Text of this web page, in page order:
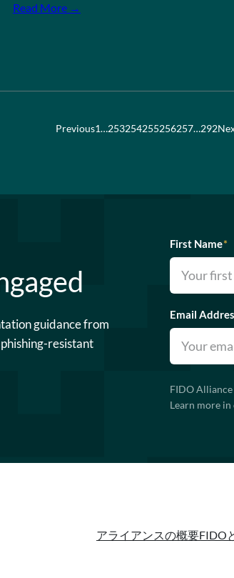
Read More →
Previous1…253254255256257…292
guidance from
resistant
First Name*
Email
FIDO
Learn more in
アライアンスの概要FIDO